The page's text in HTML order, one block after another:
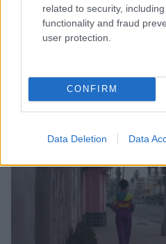
related to security,
functionality and fraud
user protection.
CONFIRM
Data Deletion Data
Scopri Vulcano, l’isola delle
Cristian Castiglioni · 6 Ago 2026